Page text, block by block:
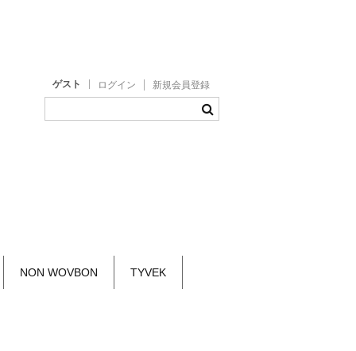
ゲスト ログイン 新規会員登録
NON WOVBON TYVEK